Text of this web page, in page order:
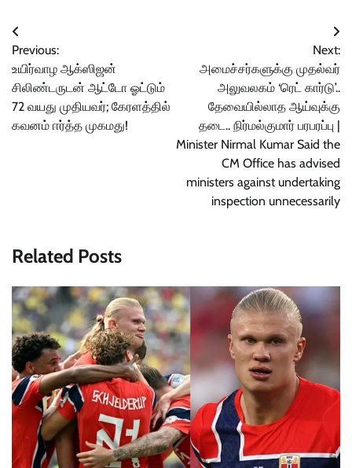
Post
navigation
Previous:
உயிர்வாழ ஆக்ஸிஜன்
சிலிண்டருடன் ஆட்டோ ஓட்டும்
72 வயது முதியவர்; கேரளத்தில்
கவனம் ஈர்த்த முகமது!
Next:
அமைச்சர்களுக்கு முதல்வர்
அலுவலகம் ‘ரெட் கார்டு’..
தேவையில்லாத ஆய்வுக்கு
தடை.. நிர்மல்குமார் பரபரப்பு |
Minister Nirmal Kumar Said the
CM Office has advised
ministers against undertaking
inspection unnecessarily
Related Posts